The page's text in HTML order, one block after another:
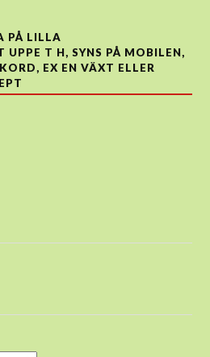
PÅ LILLA
UPPE T H, SYNS PÅ MOBILEN,
EX EN VÄXT ELLER